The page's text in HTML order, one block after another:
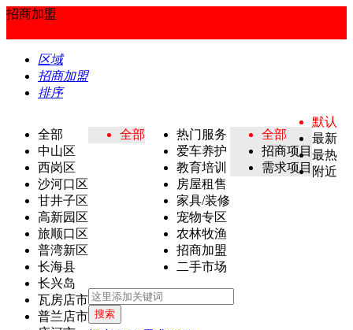
招商加盟
区域
招商加盟
排序
全部
中山区
西岗区
沙河口区
甘井子区
高新园区
旅顺口区
普湾新区
长海县
长兴岛
瓦房店市
普兰店市
全部
热门服务
爱车养护
教育培训
房屋租售
家具/装修
宠物专区
农林牧渔
招商加盟
二手市场
全部
招商项目
需求项目
默认
最新
最热
附近
搜索